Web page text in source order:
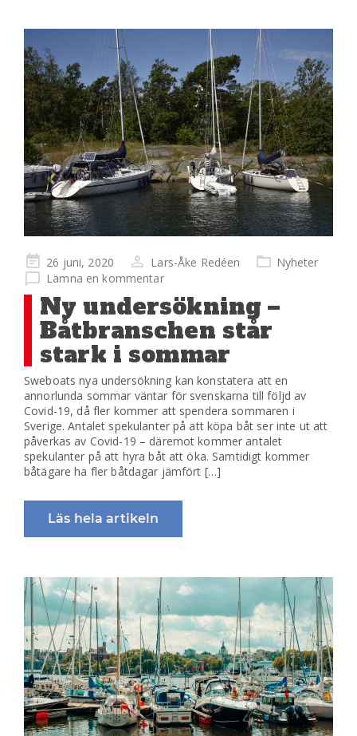
Publicerad
på
26 juni, 2020 Lars-Åke Redéen
Nyheter
Lämna en kommentar
Ny undersökning –
Båtbranschen står
stark i sommar
Sweboats nya undersökning kan konstatera att en
annorlunda sommar väntar för svenskarna till följd av
Covid-19, då fler kommer att spendera sommaren i
Sverige. Antalet spekulanter på att köpa båt ser inte ut att
påverkas av Covid-19 – däremot kommer antalet
spekulanter på att hyra båt att öka. Samtidigt kommer
båtägare ha fler båtdagar jämfört […]
Läs hela artikeln